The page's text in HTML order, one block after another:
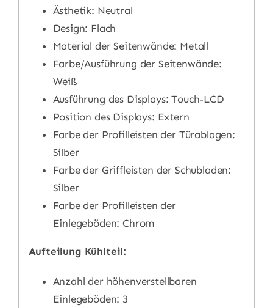
Ästhetik: Neutral
Design: Flach
Material der Seitenwände: Metall
Farbe/Ausführung der Seitenwände:
Weiß
Ausführung des Displays: Touch-LCD
Position des Displays: Extern
Farbe der Profilleisten der Türablagen:
Silber
Farbe der Griffleisten der Schubladen:
Silber
Farbe der Profilleisten der
Einlegeböden: Chrom
Aufteilung Kühlteil:
Anzahl der höhenverstellbaren
Einlegeböden: 3